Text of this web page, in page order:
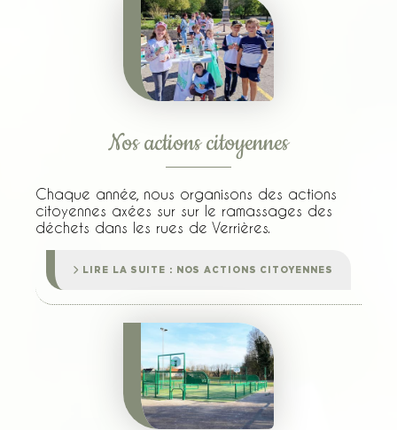
Nos actions citoyennes
Chaque année, nous organisons des actions
citoyennes axées sur sur le ramassages des
déchets dans les rues de Verrières.
LIRE LA SUITE : NOS ACTIONS CITOYENNES